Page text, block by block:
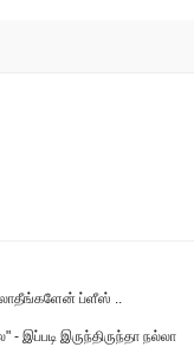
ப்ளீஸ் ..
இப்படி இருந்திருந்தா நல்லா